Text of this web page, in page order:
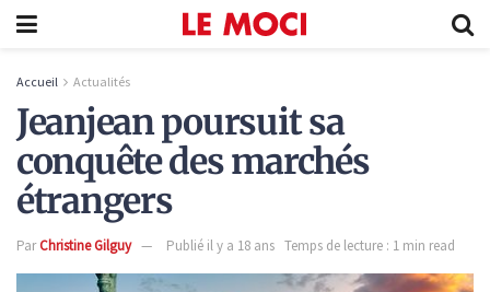
Accueil Actualités
Jeanjean poursuit sa
conquête des marchés
étrangers
ParChristine Gilguy Publié il y a 18 ans Temps de lecture : 1 min read